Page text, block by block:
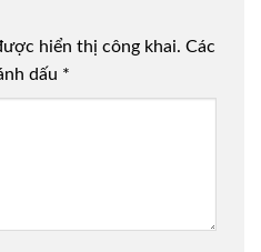
hiển thị công khai. Các
dấu *